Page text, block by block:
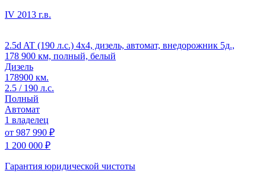
IV 2013 г.в.
2.5d AT (190 л.с.) 4x4, дизель, автомат, внедорожник 5д.,
178 900 км, полный, белый
Дизель
178900 км.
2.5 / 190 л.с.
Полный
Автомат
1 владелец
от 987 990 ₽
1 200 000 ₽
Гарантия юридической чистоты